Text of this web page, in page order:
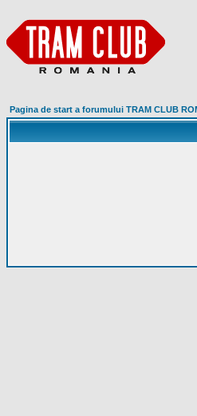
Pagina de start a forumului TRAM CLUB